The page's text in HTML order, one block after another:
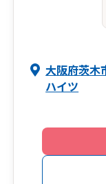
大阪府茨木
ハイツ